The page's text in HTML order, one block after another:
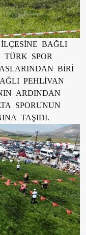
BAĞLI
SPOR
BİRİ
PEHLİVAN
ARDINDAN
SPORUNUN
TAŞIDI.